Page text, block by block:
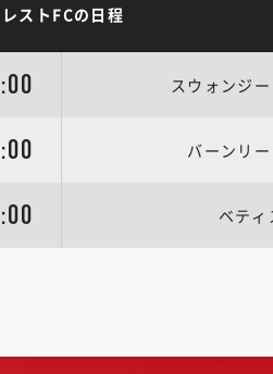
ストFCの日程
スウォンジー
バーンリー
ベティ